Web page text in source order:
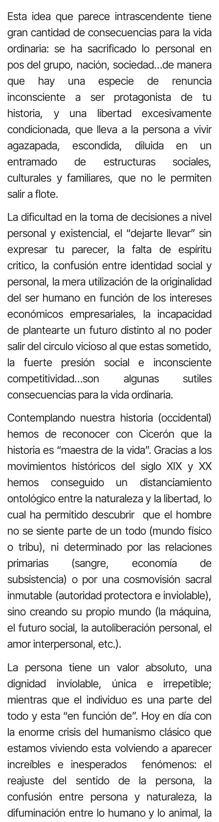
Esta idea que parece intrascendente tiene
gran cantidad de consecuencias para la vida
ordinaria: se ha sacrificado lo personal en
pos del grupo, nación, sociedad…de manera
que hay una especie de renuncia
inconsciente a ser protagonista de tu
historia, y una libertad excesivamente
condicionada, que lleva a la persona a vivir
agazapada, escondida, diluida en un
entramado de estructuras sociales,
culturales y familiares, que no le permiten
salir a flote.
La dificultad en la toma de decisiones a nivel
personal y existencial, el “dejarte llevar” sin
expresar tu parecer, la falta de espíritu
critico, la confusión entre identidad social y
personal, la mera utilización de la originalidad
del ser humano en función de los intereses
económicos empresariales, la incapacidad
de plantearte un futuro distinto al no poder
salir del circulo vicioso al que estas sometido,
la fuerte presión social e inconsciente
competitividad…son algunas sutiles
consecuencias para la vida ordinaria.
Contemplando nuestra historia (occidental)
hemos de reconocer con Cicerón que la
historia es “maestra de la vida”. Gracias a los
movimientos históricos del siglo XIX y XX
hemos conseguido un distanciamiento
ontológico entre la naturaleza y la libertad, lo
cual ha permitido descubrir que el hombre
no se siente parte de un todo (mundo físico
o tribu), ni determinado por las relaciones
primarias (sangre, economía de
subsistencia) o por una cosmovisión sacral
inmutable (autoridad protectora e inviolable),
sino creando su propio mundo (la máquina,
el futuro social, la autoliberación personal, el
amor interpersonal, etc.).
La persona tiene un valor absoluto, una
dignidad inviolable, única e irrepetible;
mientras que el individuo es una parte del
todo y esta “en función de”. Hoy en día con
la enorme crisis del humanismo clásico que
estamos viviendo esta volviendo a aparecer
increíbles e inesperados fenómenos: el
reajuste del sentido de la persona, la
confusión entre persona y naturaleza, la
difuminación entre lo humano y lo animal, la